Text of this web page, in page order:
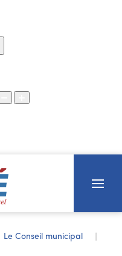
Le Conseil municipal